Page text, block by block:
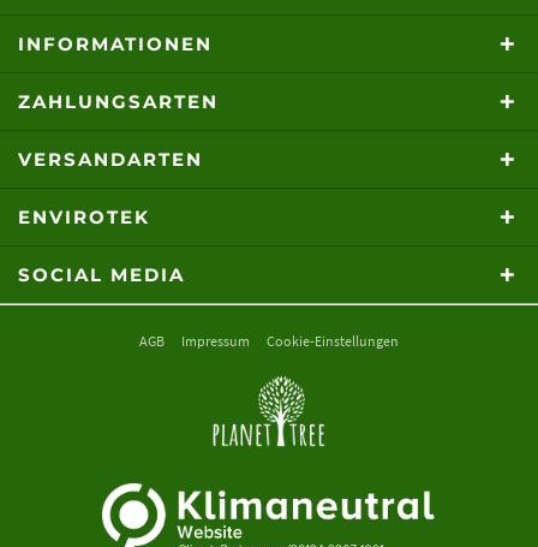
INFORMATIONEN
ZAHLUNGSARTEN
VERSANDARTEN
ENVIROTEK
SOCIAL MEDIA
AGB Impressum Cookie-Einstellungen